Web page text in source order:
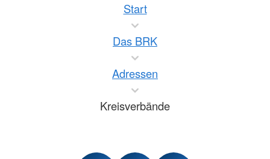
Start
Das BRK
Adressen
Kreisverbände